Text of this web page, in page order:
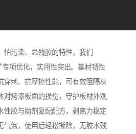
怕污染、忌残胶的特性，我们
专项优化，实用性突出。基材韧性
穿刺、抗摩擦性能，可有效阻隔灰
对烤漆板面的损伤，守护板材外观
性胶与助剂复配配方，剥离力稳定
气泡，使用后轻松撕除，无胶水残